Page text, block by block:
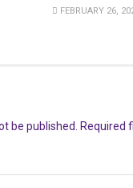
FEBRUARY 26,
be published. Required